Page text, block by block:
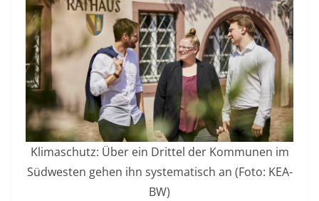
Klimaschutz: Über ein Drittel der Kommunen im
Südwesten gehen ihn systematisch an (Foto: KEA-
BW)